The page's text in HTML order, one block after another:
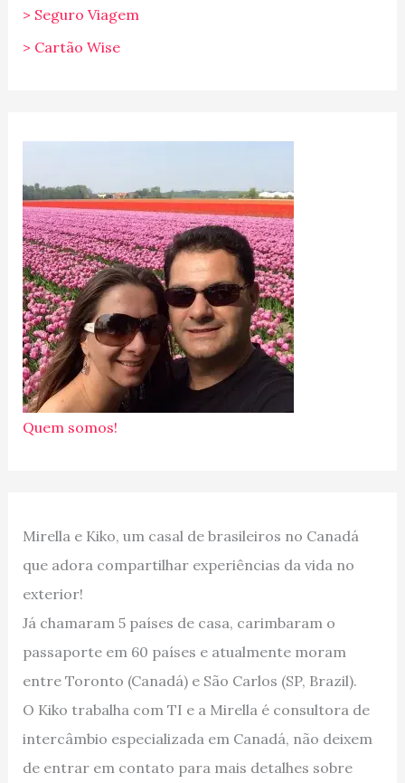
> Seguro Viagem
> Cartão Wise
Quem somos!
Mirella e Kiko, um casal de brasileiros no Canadá
que adora compartilhar experiências da vida no
exterior!
Já chamaram 5 países de casa, carimbaram o
passaporte em 60 países e atualmente moram
entre Toronto (Canadá) e São Carlos (SP, Brazil).
O Kiko trabalha com TI e a Mirella é consultora de
intercâmbio especializada em Canadá, não deixem
de entrar em contato para mais detalhes sobre